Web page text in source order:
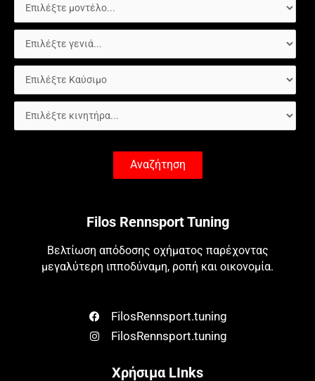
Αναζήτηση
Filos Rennsport Tuning
Βελτίωση απόδοσης οχήματος παρέχοντας
μεγαλύτερη ιπποδύναμη, ροπή και οικονομία.
FilosRennsport.tuning
FilosRennsport.tuning
Χρήσιμα LInks